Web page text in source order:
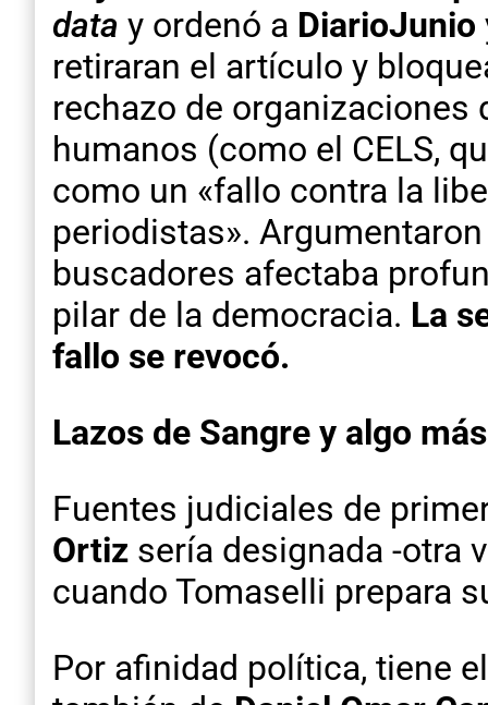
data y ordenó a DiarioJunio
retiraran el artículo y
rechazo de organizaciones
humanos (como el CELS,
como un «fallo contra la
periodistas».
buscadores afectaba
pilar de la democracia. La
fallo se revocó.
Lazos de Sangre y algo más
Fuentes judiciales de
Ortiz sería designada -otra
cuando Tomaselli prepara
Por afinidad política, tiene